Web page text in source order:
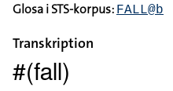
Glosa i STS-korpus: FALL@b
Transkription
#(fall)